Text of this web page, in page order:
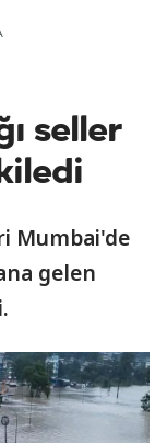
seller
Mumbai'de
gelen